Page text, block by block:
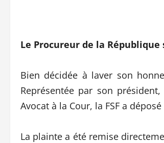
Le Procureur de la République
Bien décidée à laver son
Représentée par son
Avocat à la Cour, la FSF a
La plainte a été remise